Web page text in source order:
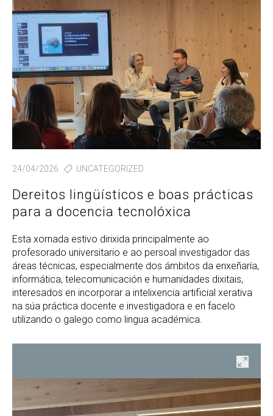
24/04/2026 UNCATEGORIZED
Dereitos lingüísticos e boas prácticas
para a docencia tecnolóxica
Esta xornada estivo dirixida principalmente ao
profesorado universitario e ao persoal investigador das
áreas técnicas, especialmente dos ámbitos da enxeñaría,
informática, telecomunicación e humanidades dixitais,
interesados en incorporar a intelixencia artificial xerativa
na súa práctica docente e investigadora e en facelo
utilizando o galego como lingua académica.
Open